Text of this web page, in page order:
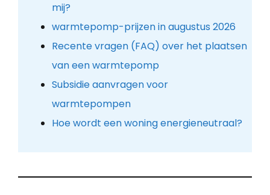
mij?
warmtepomp-prijzen in augustus 2026
Recente vragen (FAQ) over het plaatsen
van een warmtepomp
Subsidie aanvragen voor
warmtepompen
Hoe wordt een woning energieneutraal?